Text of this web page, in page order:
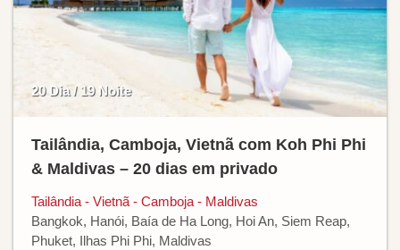
20 Dia / 19 Noite
Tailândia, Camboja, Vietnã com Koh Phi Phi
& Maldivas – 20 dias em privado
Tailândia - Vietnã - Camboja - Maldivas
Bangkok, Hanói, Baía de Ha Long, Hoi An, Siem Reap,
Phuket, Ilhas Phi Phi, Maldivas